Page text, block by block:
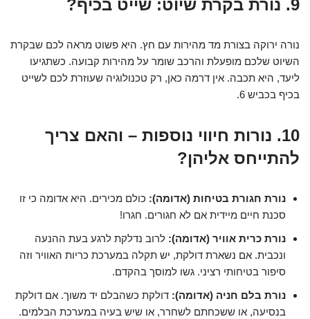
9. נורת בקרת שיוט: שייט בכיף?
נורה ירוקה בצורת מד מהירות עם חץ. היא פשוט מראה לכם שבקרת
השיוט שלכם מופעלת והרכב שומר על מהירות קבועה. כשתגיעו
ליעד, היא תכבה. אין דרמה כאן, רק טכנולוגיה שעוזרת לכם לשייט
בכיף בכביש 6.
10. נורות חיווי נוספות – והאם צריך
להתייחס אליהן?
נורת חגורת בטיחות (אדומה): כולם מכירים. היא אדומה כי זו
סכנת חיים מיידית אם לא חגורים. חגרו!
נורת כרית אוויר (אדומה): לרוב נדלקת לרגע בעת ההנעה
ונכבית. אם נשארת דולקת, יש תקלה במערכת כריות האוויר וזה
סיפור בטיחותי רציני. גשו למוסך בהקדם.
נורת בלם חניה (אדומה): דולקת כשהבלם יד משוך. אם דולקת
בנסיעה, או ששכחתם לשחרר, או שיש בעיה במערכת הבלמים.